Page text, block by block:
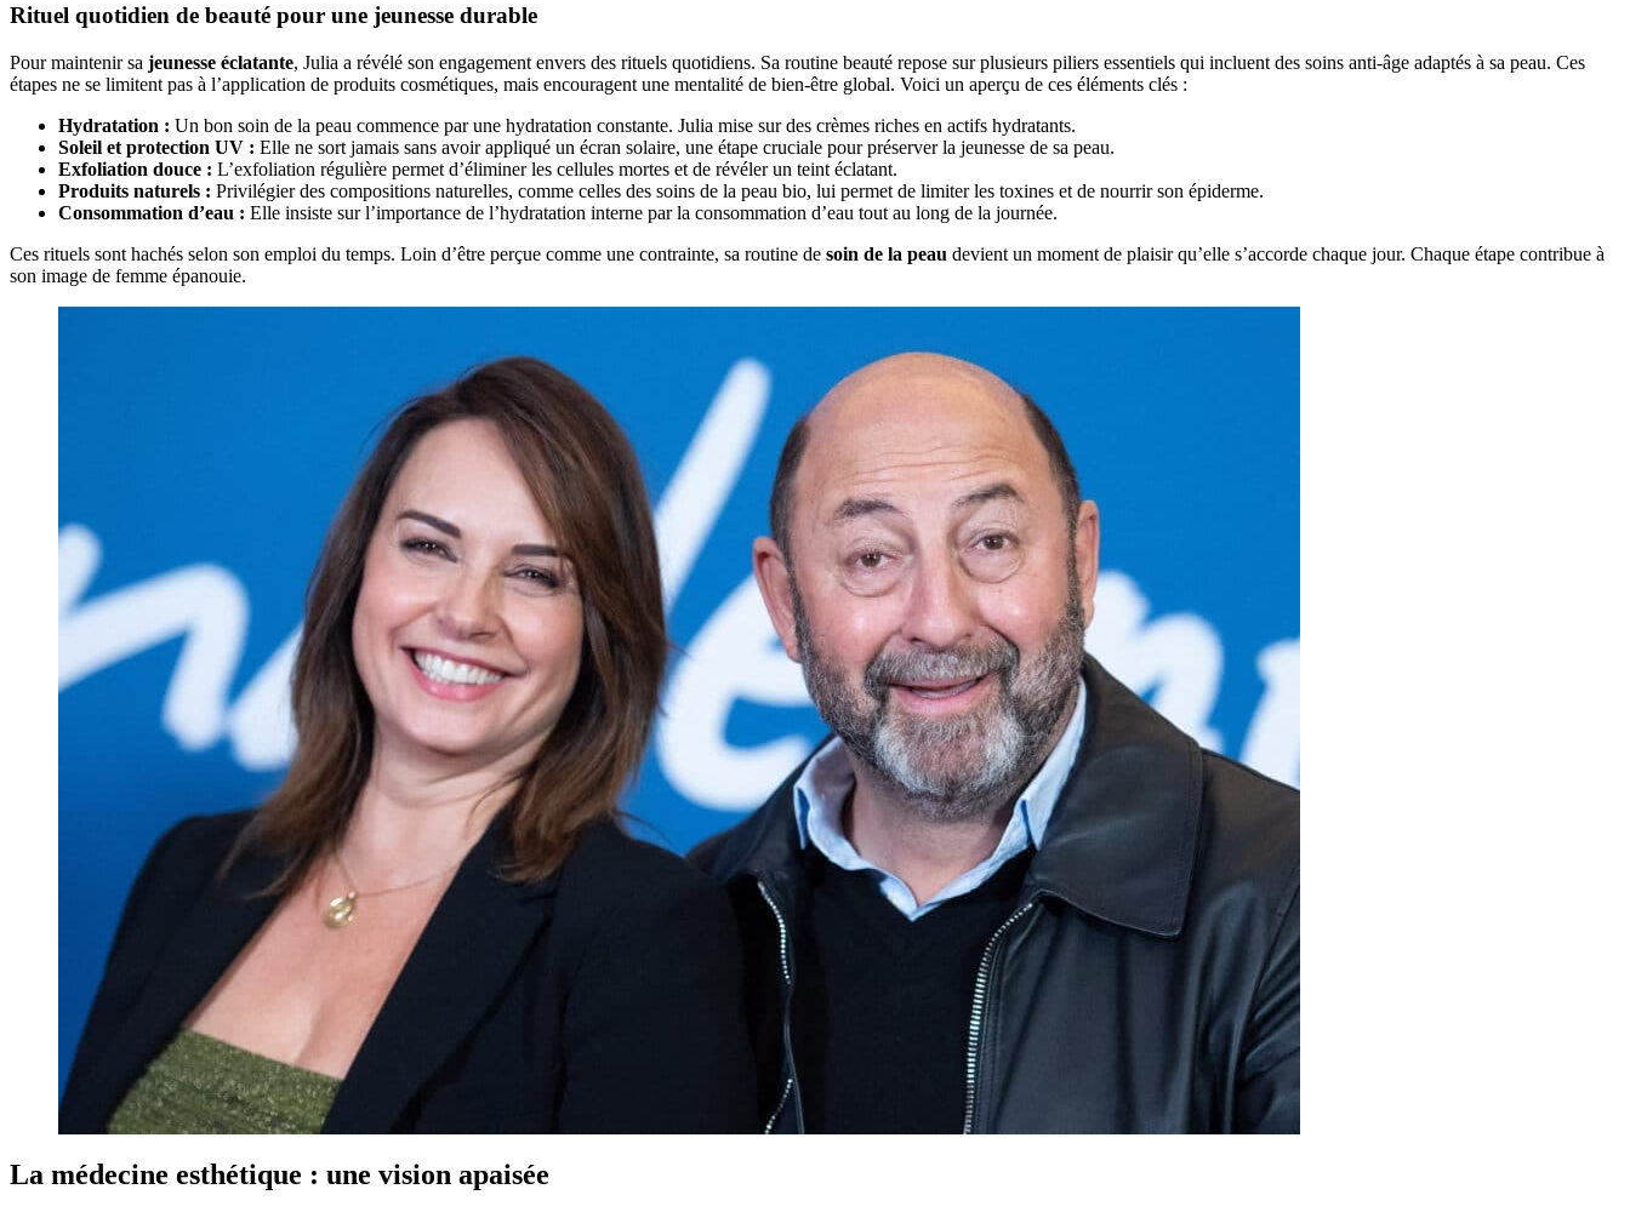
Rituel quotidien de beauté pour une jeunesse durable
Pour maintenir sa jeunesse éclatante, Julia a révélé son engagement envers des rituels quotidiens. Sa routine beauté repose sur plusieurs piliers essentiels qui incluent des soins anti-âge adaptés à sa peau. Ces
étapes ne se limitent pas à l’application de produits cosmétiques, mais encouragent une mentalité de bien-être global. Voici un aperçu de ces éléments clés :
Hydratation : Un bon soin de la peau commence par une hydratation constante. Julia mise sur des crèmes riches en actifs hydratants.
Soleil et protection UV : Elle ne sort jamais sans avoir appliqué un écran solaire, une étape cruciale pour préserver la jeunesse de sa peau.
Exfoliation douce : L’exfoliation régulière permet d’éliminer les cellules mortes et de révéler un teint éclatant.
Produits naturels : Privilégier des compositions naturelles, comme celles des soins de la peau bio, lui permet de limiter les toxines et de nourrir son épiderme.
Consommation d’eau : Elle insiste sur l’importance de l’hydratation interne par la consommation d’eau tout au long de la journée.
Ces rituels sont hachés selon son emploi du temps. Loin d’être perçue comme une contrainte, sa routine de soin de la peau devient un moment de plaisir qu’elle s’accorde chaque jour. Chaque étape contribue à
son image de femme épanouie.
La médecine esthétique : une vision apaisée